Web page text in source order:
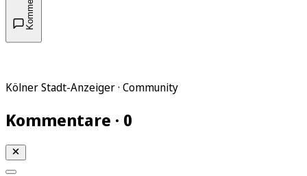
Kölner Stadt-Anzeiger · Community
Kommentare · 0